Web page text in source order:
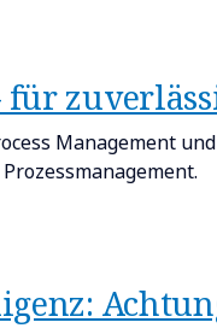
für
Management